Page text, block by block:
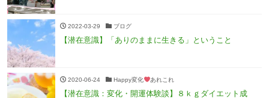
2022-03-29 ブログ
【潜在意識】「ありのままに生きる」ということ
2020-06-24 Happy変化 あれこれ
【潜在意識：変化・開運体験談】８ｋｇダイエット成